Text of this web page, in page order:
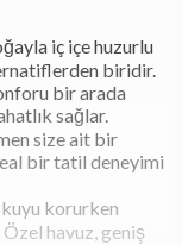
iç içe huzurlu
biridir.
bir arada
sağlar.
size ait bir
bir tatil deneyimi
korurken
Özel havuz, geniş